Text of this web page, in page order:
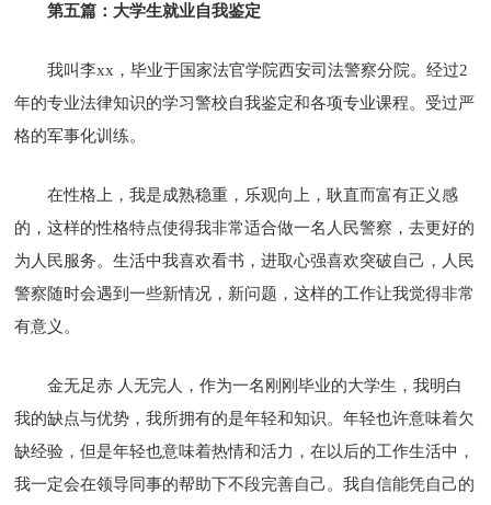
第五篇：大学生就业自我鉴定
我叫李xx，毕业于国家法官学院西安司法警察分院。经过2
年的专业法律知识的学习警校自我鉴定和各项专业课程。受过严
格的军事化训练。
在性格上，我是成熟稳重，乐观向上，耿直而富有正义感
的，这样的性格特点使得我非常适合做一名人民警察，去更好的
为人民服务。生活中我喜欢看书，进取心强喜欢突破自己，人民
警察随时会遇到一些新情况，新问题，这样的工作让我觉得非常
有意义。
金无足赤 人无完人，作为一名刚刚毕业的大学生，我明白
我的缺点与优势，我所拥有的是年轻和知识。年轻也许意味着欠
缺经验，但是年轻也意味着热情和活力，在以后的工作生活中，
我一定会在领导同事的帮助下不段完善自己。我自信能凭自己的